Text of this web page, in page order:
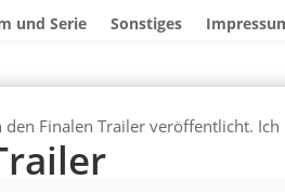
und Serie Sonstiges
Finalen Trailer veröffentlicht.